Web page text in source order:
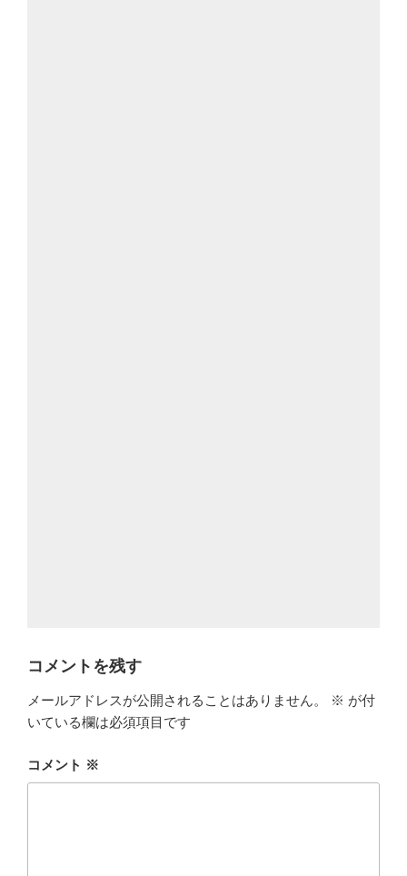
コメントを残す
メールアドレスが公開されることはありません。 ※ が付
いている欄は必須項目です
コメント ※